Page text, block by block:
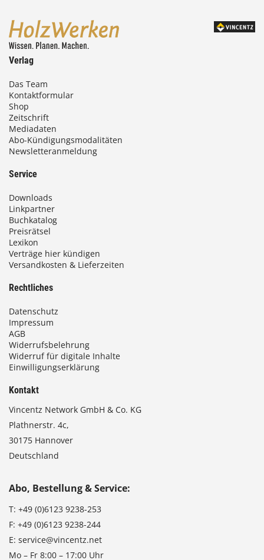
Verlag
Das Team
Kontaktformular
Shop
Zeitschrift
Mediadaten
Abo-Kündigungsmodalitäten
Newsletteranmeldung
Service
Downloads
Linkpartner
Buchkatalog
Preisrätsel
Lexikon
Verträge hier kündigen
Versandkosten & Lieferzeiten
Rechtliches
Datenschutz
Impressum
AGB
Widerrufsbelehrung
Widerruf für digitale Inhalte
Einwilligungserklärung
Kontakt
Vincentz Network GmbH & Co. KG
Plathnerstr. 4c,
30175 Hannover
Deutschland
Abo, Bestellung & Service:
T: +49 (0)6123 9238-253
F: +49 (0)6123 9238-244
E: service@vincentz.net
Mo – Fr 8:00 – 17:00 Uhr